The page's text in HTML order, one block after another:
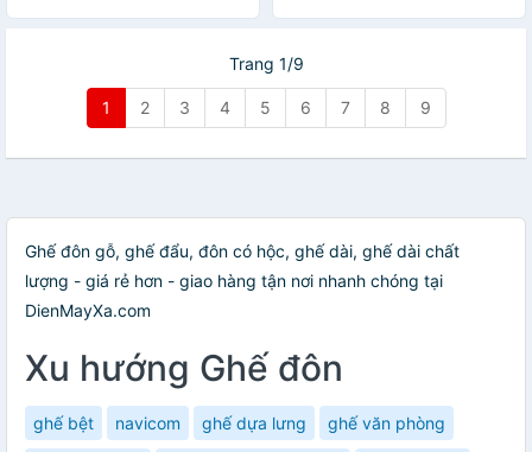
Trang 1/9
1 2 3 4 5 6 7 8 9
Ghế đôn gỗ, ghế đẩu, đôn có hộc, ghế dài, ghế dài chất
lượng - giá rẻ hơn - giao hàng tận nơi nhanh chóng tại
DienMayXa.com
Xu hướng Ghế đôn
ghế bệt navicom ghế dựa lưng ghế văn phòng